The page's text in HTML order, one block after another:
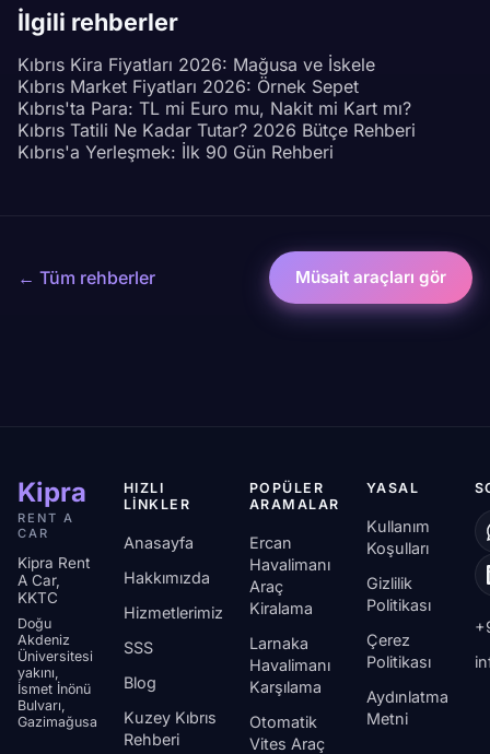
İlgili rehberler
Kıbrıs Kira Fiyatları 2026: Mağusa ve İskele
Kıbrıs Market Fiyatları 2026: Örnek Sepet
Kıbrıs'ta Para: TL mi Euro mu, Nakit mi Kart mı?
Kıbrıs Tatili Ne Kadar Tutar? 2026 Bütçe Rehberi
Kıbrıs'a Yerleşmek: İlk 90 Gün Rehberi
← Tüm rehberler Müsait araçları gör
Kipra
RENT A
CAR
Kipra Rent
A Car,
KKTC
Doğu
Akdeniz
Üniversitesi
yakını,
İsmet İnönü
Bulvarı,
Gazimağusa
HIZLI
LINKLER
Anasayfa
Hakkımızda
Hizmetlerimiz
SSS
Blog
Kuzey Kıbrıs
Rehberi
POPÜLER
ARAMALAR
Ercan
Havalimanı
Araç
Kiralama
Larnaka
Havalimanı
Karşılama
Otomatik
Vites Araç
YASAL
Kullanım
Koşulları
Gizlilik
Politikası
Çerez
Politikası
Aydınlatma
Metni